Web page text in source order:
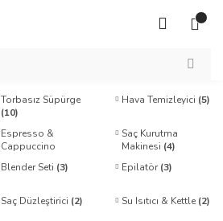
Torbasız Süpürge
(10)
Hava Temizleyici (5)
Espresso &
Cappuccino
Saç Kurutma
Makinesi (4)
Blender Seti (3) Epilatör(3)
Saç Düzleştirici (2) Su Isıtıcı & Kettle (2)